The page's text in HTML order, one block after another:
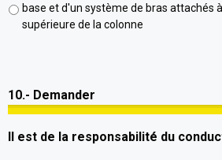
base et d'un système de bras attachés
supérieure de la colonne
10.- Demander
Il est de la responsabilité du